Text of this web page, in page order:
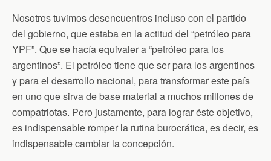
Nosotros tuvimos desencuentros incluso con el partido
del gobierno, que estaba en la actitud del “petróleo para
YPF”. Que se hacía equivaler a “petróleo para los
argentinos”. El petróleo tiene que ser para los argentinos
y para el desarrollo nacional, para transformar este país
en uno que sirva de base material a muchos millones de
compatriotas. Pero justamente, para lograr éste objetivo,
es indispensable romper la rutina burocrática, es decir, es
indispensable cambiar la concepción.